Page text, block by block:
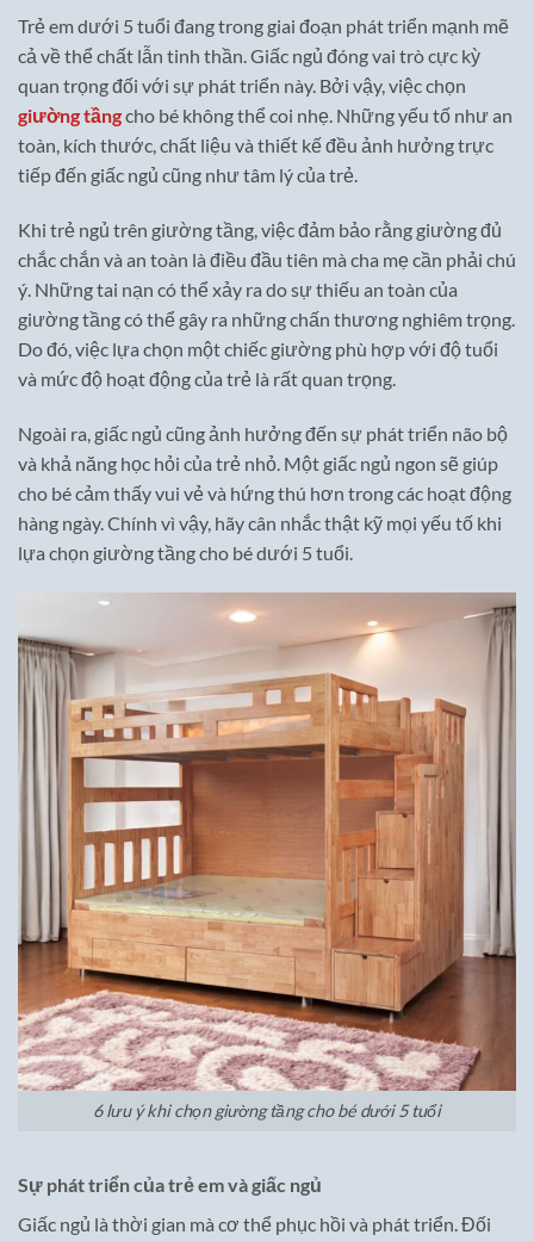
Trẻ em dưới 5 tuổi đang trong giai đoạn phát triển mạnh mẽ
cả về thể chất lẫn tinh thần. Giấc ngủ đóng vai trò cực kỳ
quan trọng đối với sự phát triển này. Bởi vậy, việc chọn
giường tầngcho bé không thể coi nhẹ. Những yếu tố như an
toàn, kích thước, chất liệu và thiết kế đều ảnh hưởng trực
tiếp đến giấc ngủ cũng như tâm lý của trẻ.
Khi trẻ ngủ trên giường tầng, việc đảm bảo rằng giường đủ
chắc chắn và an toàn là điều đầu tiên mà cha mẹ cần phải chú
ý. Những tai nạn có thể xảy ra do sự thiếu an toàn của
giường tầng có thể gây ra những chấn thương nghiêm trọng.
Do đó, việc lựa chọn một chiếc giường phù hợp với độ tuổi
và mức độ hoạt động của trẻ là rất quan trọng.
Ngoài ra, giấc ngủ cũng ảnh hưởng đến sự phát triển não bộ
và khả năng học hỏi của trẻ nhỏ. Một giấc ngủ ngon sẽ giúp
cho bé cảm thấy vui vẻ và hứng thú hơn trong các hoạt động
hàng ngày. Chính vì vậy, hãy cân nhắc thật kỹ mọi yếu tố khi
lựa chọn giường tầng cho bé dưới 5 tuổi.
6 lưu ý khi chọn giường tầng cho bé dưới 5 tuổi
Sự phát triển của trẻ em và giấc ngủ
Giấc ngủ là thời gian mà cơ thể phục hồi và phát triển. Đối